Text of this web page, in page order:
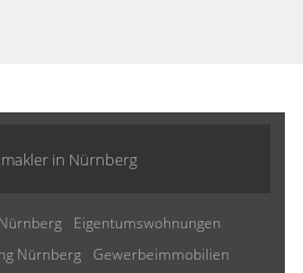
in Nürnberg
Eigentumswohnungen
Nürnberg Gewerbeimmobilien